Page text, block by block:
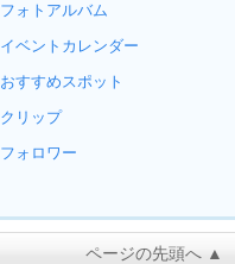
フォトアルバム
イベントカレンダー
おすすめスポット
クリップ
フォロワー
ページの先頭へ ▲